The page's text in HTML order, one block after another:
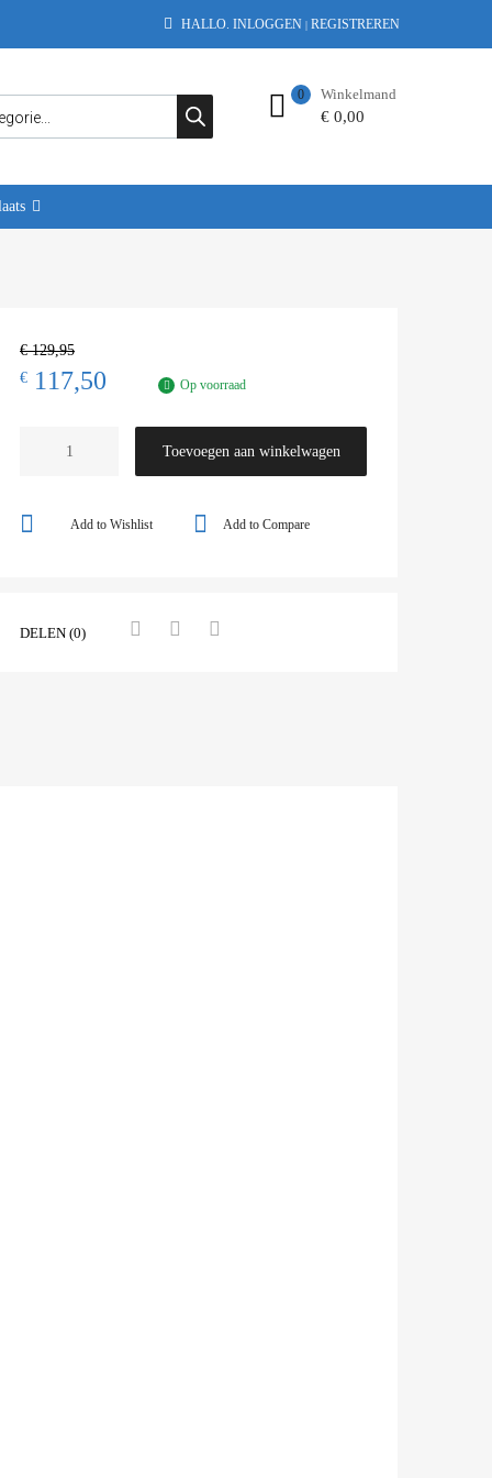
HALLO. INLOGGEN | REGISTREREN
Winkelmand
€ 0,00
0
€129,95
€ 117,50 Op voorraad
Toevoegen aan winkelwagen
Add to Compare
Add to Wishlist
DELEN (0)